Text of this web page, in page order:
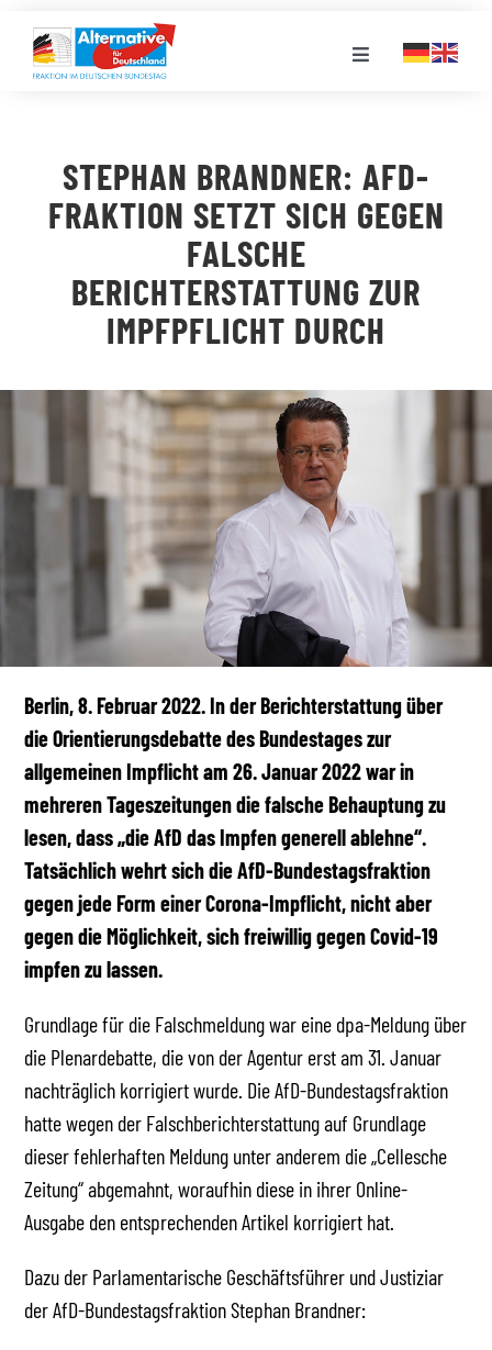
Inhalt
springen
Toggle
LANDESGRUPPEN
STELLENPORTAL
MEDIATHEK
STEPHAN BRANDNER: AFD-
FRAKTION SETZT SICH GEGEN
FALSCHE
BERICHTERSTATTUNG ZUR
IMPFPFLICHT DURCH
Berlin, 8. Februar 2022. In der Berichterstattung über
die Orientierungsdebatte des Bundestages zur
allgemeinen Impflicht am 26. Januar 2022 war in
mehreren Tageszeitungen die falsche Behauptung zu
lesen, dass „die AfD das Impfen generell ablehne“.
Tatsächlich wehrt sich die AfD-Bundestagsfraktion
gegen jede Form einer Corona-Impflicht, nicht aber
gegen die Möglichkeit, sich freiwillig gegen Covid-19
impfen zu lassen.
Grundlage für die Falschmeldung war eine dpa-Meldung über
die Plenardebatte, die von der Agentur erst am 31. Januar
nachträglich korrigiert wurde. Die AfD-Bundestagsfraktion
hatte wegen der Falschberichterstattung auf Grundlage
dieser fehlerhaften Meldung unter anderem die „Cellesche
Zeitung“ abgemahnt, woraufhin diese in ihrer Online-
Ausgabe den entsprechenden Artikel korrigiert hat.
Dazu der Parlamentarische Geschäftsführer und Justiziar
der AfD-Bundestagsfraktion Stephan Brandner: